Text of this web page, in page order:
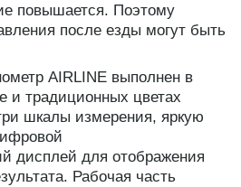
повышается. Поэтому
после езды могут быть
AIRLINE выполнен в
и традиционных цветах
шкалы измерения, яркую
дисплей для отображения
Рабочая часть